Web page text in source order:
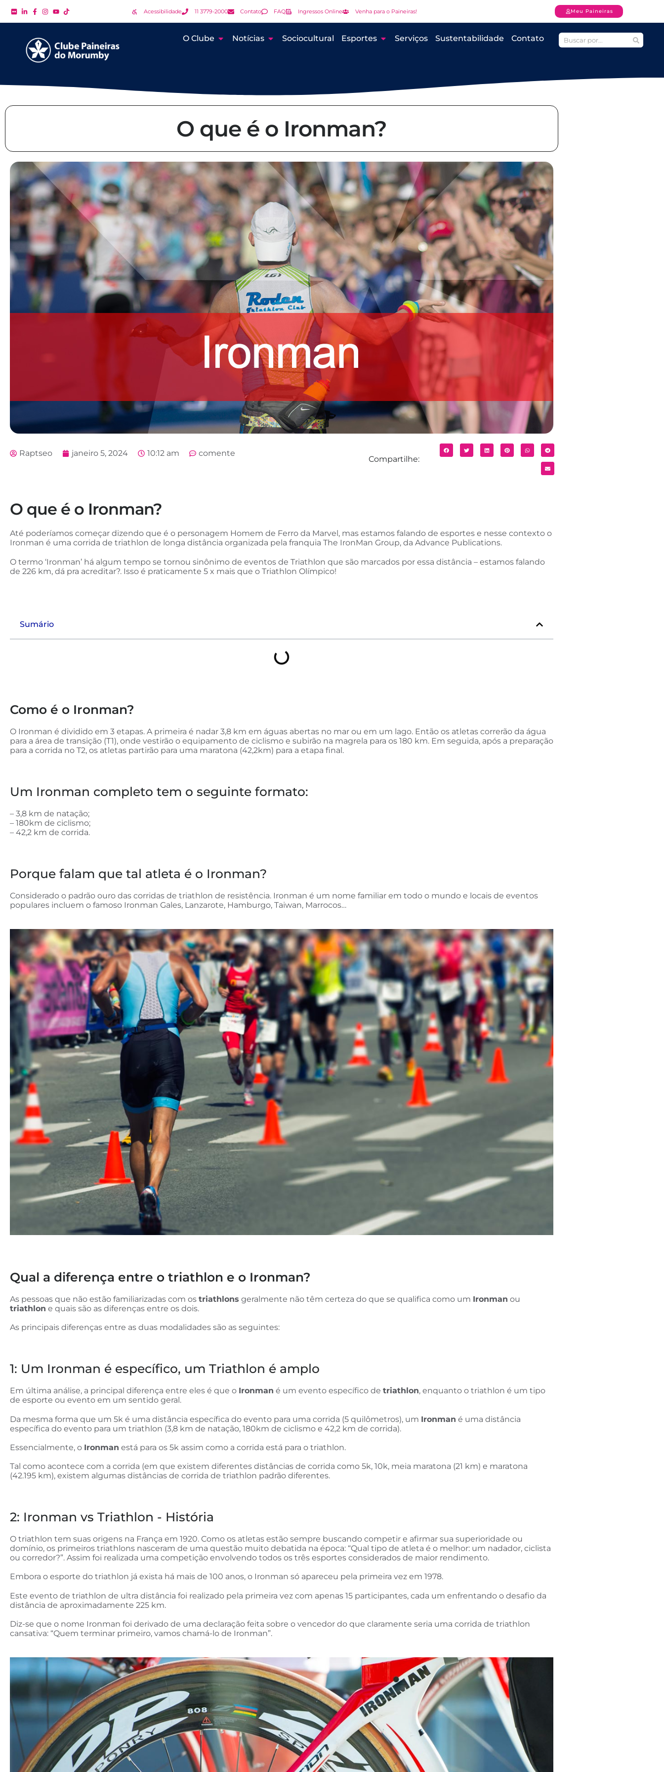
Acessibilidade 11 3779-2000 Contato FAQ Ingressos Online Venha para o Paineiras! Meu Paineiras
O Clube Notícias Sociocultural Esportes Serviços Sustentabilidade Contato
O que é o Ironman?
Raptseo janeiro 5, 2024 10:12 am comente
Compartilhe:
O que é o Ironman?
Até poderíamos começar dizendo que é o personagem Homem de Ferro da Marvel, mas estamos falando de esportes e nesse contexto o
Ironman é uma corrida de triathlon de longa distância organizada pela franquia The IronMan Group, da Advance Publications.
O termo ‘Ironman’ há algum tempo se tornou sinônimo de eventos de Triathlon que são marcados por essa distância – estamos falando
de 226 km, dá pra acreditar?. Isso é praticamente 5 x mais que o Triathlon Olímpico!
Sumário
Como é o Ironman?
O Ironman é dividido em 3 etapas. A primeira é nadar 3,8 km em águas abertas no mar ou em um lago. Então os atletas correrão da água
para a área de transição (T1), onde vestirão o equipamento de ciclismo e subirão na magrela para os 180 km. Em seguida, após a preparação
para a corrida no T2, os atletas partirão para uma maratona (42,2km) para a etapa final.
Um Ironman completo tem o seguinte formato:
– 3,8 km de natação;
– 180km de ciclismo;
– 42,2 km de corrida.
Porque falam que tal atleta é o Ironman?
Considerado o padrão ouro das corridas de triathlon de resistência. Ironman é um nome familiar em todo o mundo e locais de eventos
populares incluem o famoso Ironman Gales, Lanzarote, Hamburgo, Taiwan, Marrocos…
Qual a diferença entre o triathlon e o Ironman?
As pessoas que não estão familiarizadas com os triathlons geralmente não têm certeza do que se qualifica como um Ironman ou
triathlon e quais são as diferenças entre os dois.
As principais diferenças entre as duas modalidades são as seguintes:
1: Um Ironman é específico, um Triathlon é amplo
Em última análise, a principal diferença entre eles é que o Ironman é um evento específico de triathlon, enquanto o triathlon é um tipo
de esporte ou evento em um sentido geral.
Da mesma forma que um 5k é uma distância específica do evento para uma corrida (5 quilômetros), um Ironman é uma distância
específica do evento para um triathlon (3,8 km de natação, 180km de ciclismo e 42,2 km de corrida).
Essencialmente, o Ironman está para os 5k assim como a corrida está para o triathlon.
Tal como acontece com a corrida (em que existem diferentes distâncias de corrida como 5k, 10k, meia maratona (21 km) e maratona
(42.195 km), existem algumas distâncias de corrida de triathlon padrão diferentes.
2: Ironman vs Triathlon - História
O triathlon tem suas origens na França em 1920. Como os atletas estão sempre buscando competir e afirmar sua superioridade ou
domínio, os primeiros triathlons nasceram de uma questão muito debatida na época: “Qual tipo de atleta é o melhor: um nadador, ciclista
ou corredor?”. Assim foi realizada uma competição envolvendo todos os três esportes considerados de maior rendimento.
Embora o esporte do triathlon já exista há mais de 100 anos, o Ironman só apareceu pela primeira vez em 1978.
Este evento de triathlon de ultra distância foi realizado pela primeira vez com apenas 15 participantes, cada um enfrentando o desafio da
distância de aproximadamente 225 km.
Diz-se que o nome Ironman foi derivado de uma declaração feita sobre o vencedor do que claramente seria uma corrida de triathlon
cansativa: “Quem terminar primeiro, vamos chamá-lo de Ironman”.